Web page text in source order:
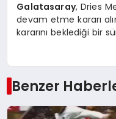
Galatasaray, Dries
devam etme kararı
kararını beklediği bir
Benzer